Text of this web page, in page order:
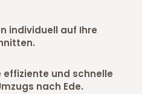
individuell auf Ihre
und schnelle
nach Ede.